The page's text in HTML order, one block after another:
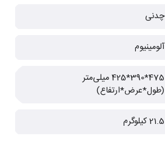
چدنی
آلومینیوم
475*390*425 میلی‌متر
(طول*عرض*ارتفاع)
21.5 کیلوگرم